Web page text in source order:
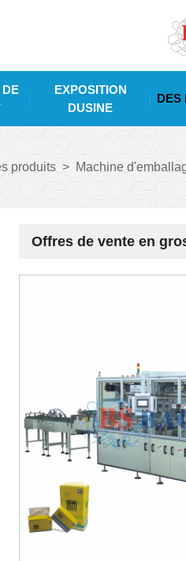
EXPOSITION
DUSINE
DES
produits > Machine
Offres de vente en